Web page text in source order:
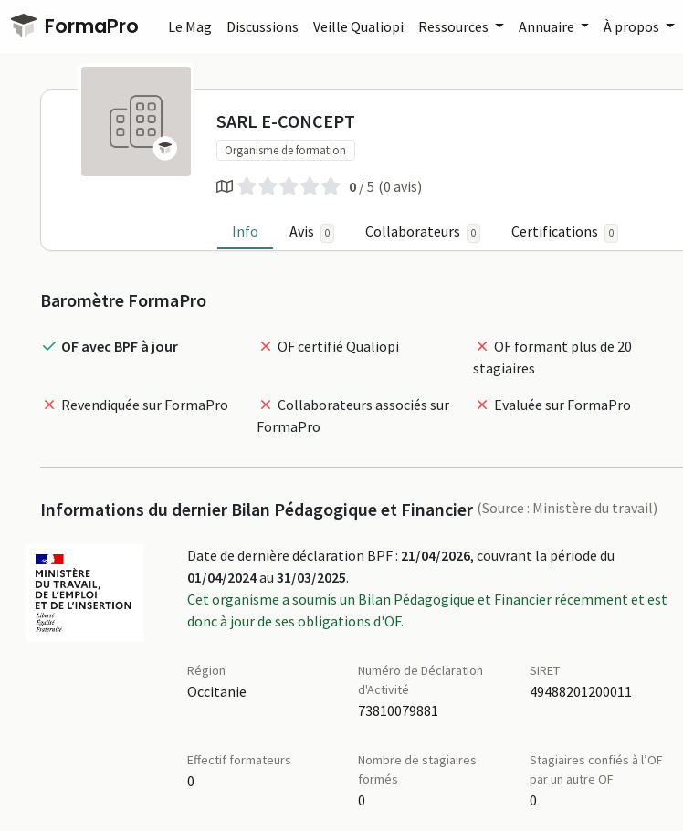
Passer au contenu principal
FormaPro Le Mag Discussions Veille Qualiopi Ressources Annuaire À propos
SARL E-CONCEPT sur FormaPro
SARL E-CONCEPT
Organisme de formation
0 / 5 (0 avis)
Info Avis 0 Collaborateurs 0 Certifications 0
Profil
Baromètre FormaPro
OF avec BPF à jour OF certifié Qualiopi
OF formant plus de 20
stagiaires
Revendiquée sur FormaPro
Collaborateurs associés sur
FormaPro
Evaluée sur FormaPro
Informations du dernier Bilan Pédagogique et Financier (Source : Ministère du travail)
Date de dernière déclaration BPF : 21/04/2026, couvrant la période du
01/04/2024au 31/03/2025.
Cet organisme a soumis un Bilan Pédagogique et Financier récemment et est
donc à jour de ses obligations d'OF.
Région
Occitanie
Numéro de Déclaration
d'Activité
73810079881
SIRET
49488201200011
Effectif formateurs
0
Nombre de stagiaires
formés
0
Stagiaires confiés à l’OF
par un autre OF
0